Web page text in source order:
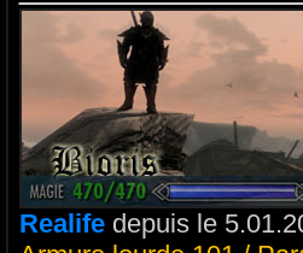
Realife depuis le